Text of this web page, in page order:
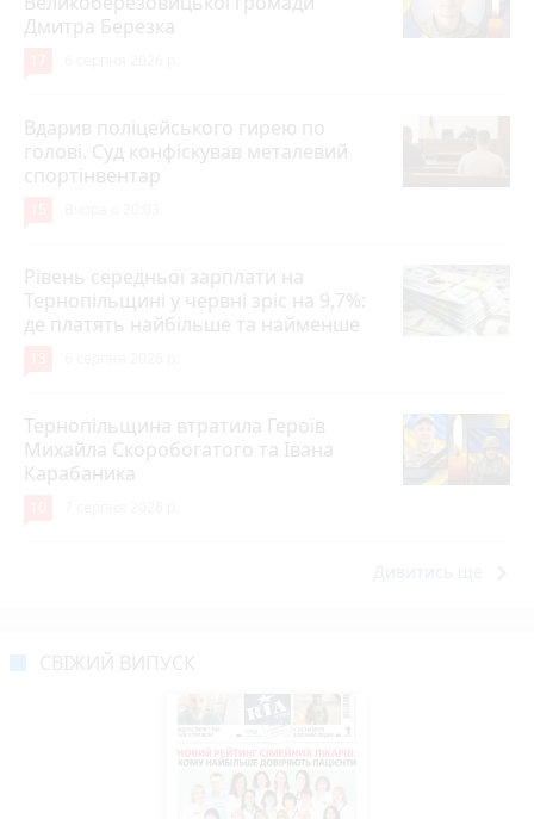
Дмитра Березка
Вдарив поліцейського гирею по
голові. Суд конфіскував металевий
спортінвентар
Рівень середньої зарплати на
Тернопільщині у червні зріс на 9,7%:
де платять найбільше та найменше
Тернопільщина втратила Героїв
Михайла Скоробогатого та Івана
Карабаника